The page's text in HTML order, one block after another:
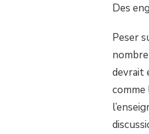
Des
Peser
devrait
comme